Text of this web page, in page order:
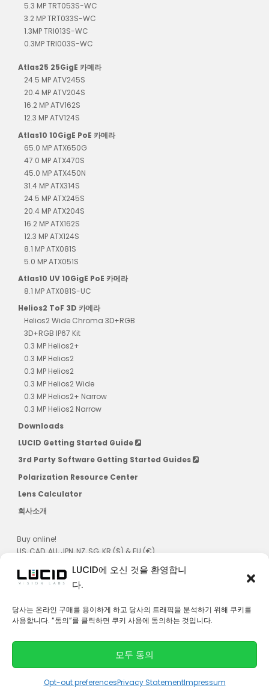
LUCID에 오신 것을 환영합니
다.
당사는 온라인 구매를 용이하게 하고 당사의 트래픽을 분석하기 위해 쿠키를
사용합니다. “동의”를 클릭하면 쿠키 사용에 동의하는 것입니다.
모두 동의
Opt-out preferencesPrivacy StatementImpressum
5.3 MP TRT053S-WC
3.2 MP TRT033S-WC
1.3MP TRI013S-WC
0.3MP TRI003S-WC
Atlas25 25GigE 카메라
24.5 MP ATV245S
20.4 MP ATV204S
16.2 MP ATV162S
12.3 MP ATV124S
Atlas10 10GigE PoE 카메라
65.0 MP ATX650G
47.0 MP ATX470S
45.0 MP ATX450N
31.4 MP ATX314S
24.5 MP ATX245S
20.4 MP ATX204S
16.2 MP ATX162S
12.3 MP ATX124S
8.1 MP ATX081S
5.0 MP ATX051S
Atlas10 UV 10GigE PoE 카메라
8.1 MP ATX081S-UC
Helios2 ToF 3D 카메라
Helios2 Wide Chroma 3D+RGB
3D+RGB IP67 Kit
0.3 MP Helios2+
0.3 MP Helios2
0.3 MP Helios2
0.3 MP Helios2 Wide
0.3 MP Helios2+ Narrow
0.3 MP Helios2 Narrow
Downloads
LUCID Getting Started Guide
3rd Party Software Getting Started Guides
Polarization Resource Center
Lens Calculator
회사소개
Buy online!
US, CAD, AU, JPN, NZ, SG, KR ($) & EU (€)
연락처
i
o